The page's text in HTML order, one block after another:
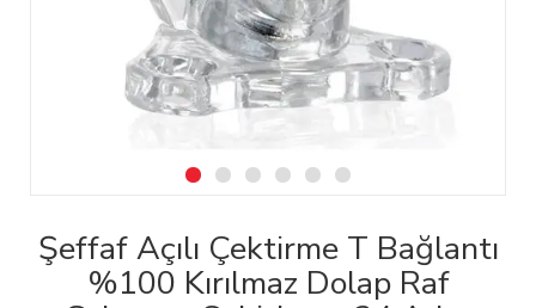
Şeffaf Açılı Çektirme T Bağlantı
%100 Kırılmaz Dolap Raf